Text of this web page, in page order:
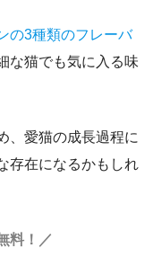
の3種類のフレーバ
な猫でも気に入る味
、愛猫の成長過程に
存在になるかもしれ
料！／